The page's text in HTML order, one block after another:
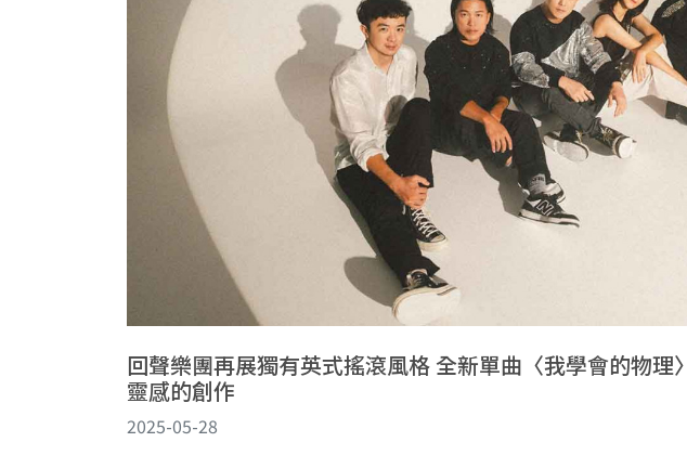
回聲樂團再展獨有英式搖滾風格 全新單曲〈我學會的物理
靈感的創作
2025-05-28